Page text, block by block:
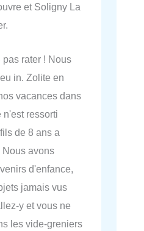
et Soligny La
pas rater ! Nous
in. Zolite en
vacances dans
n'est ressorti
de 8 ans a
Nous avons
d'enfance,
jamais vus
y et vous ne
les vide-greniers